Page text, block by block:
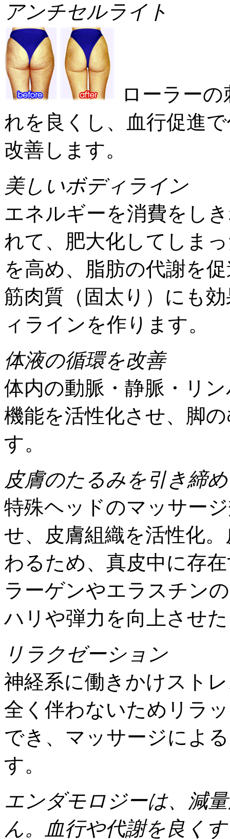
アンチセルライト
ローラー
れを良くし、血行促進
改善します。
美しいボディライン
エネルギーを消費をし
れて、肥大化してしま
を高め、脂肪の代謝を
筋肉質（固太り）にも
ィラインを作ります。
体液の循環を改善
体内の動脈・静脈・リ
機能を活性化させ、脚
す。
皮膚のたるみを引き締め
特殊ヘッドのマッサー
せ、皮膚組織を活性化
わるため、真皮中に存
ラーゲンやエラスチン
ハリや弾力を向上させ
リラクゼーション
神経系に働きかけスト
全く伴わないためリラ
でき、マッサージによ
す。
エンダモロジーは、減
ん。血行や代謝を良く